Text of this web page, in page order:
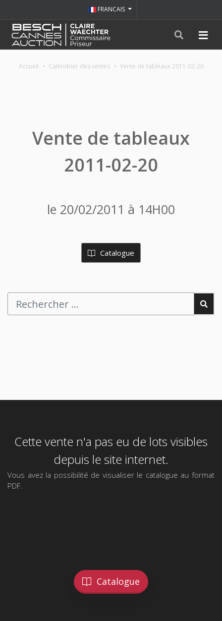
FRANCAIS
Accueil Calendrier des ventes Vente de tableaux 2011-02-20
Vente de tableaux
2011-02-20
le 20/02/2011 à 14H00
Catalogue
Cette vente n'a pas eu de lots visibles
depuis le site internet.
Vous avez la possibilité de visualiser le catalogue au format
PDF.
Catalogue